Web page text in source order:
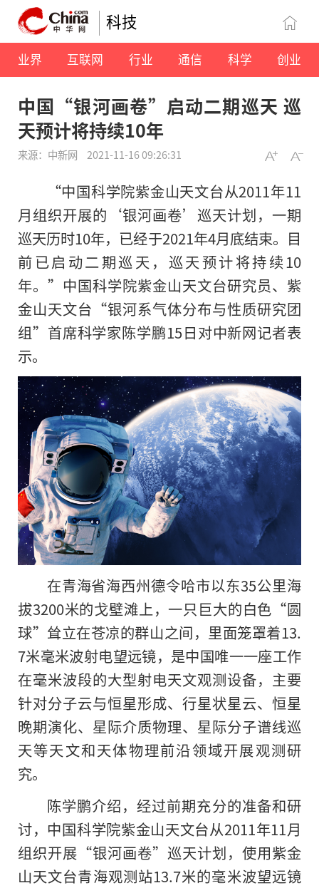
科技
业界 互联网 行业 通信 科学 创业
中国“银河画卷”启动二期巡天 巡
天预计将持续10年
来源：中新网 2021-11-16 09:26:31
“中国科学院紫金山天文台从2011年11
月组织开展的‘银河画卷’巡天计划，一期
巡天历时10年，已经于2021年4月底结束。目
前已启动二期巡天，巡天预计将持续10
年。”中国科学院紫金山天文台研究员、紫
金山天文台“银河系气体分布与性质研究团
组”首席科学家陈学鹏15日对中新网记者表
示。
在青海省海西州德令哈市以东35公里海
拔3200米的戈壁滩上，一只巨大的白色“圆
球”耸立在苍凉的群山之间，里面笼罩着13.
7米毫米波射电望远镜，是中国唯一一座工作
在毫米波段的大型射电天文观测设备，主要
针对分子云与恒星形成、行星状星云、恒星
晚期演化、星际介质物理、星际分子谱线巡
天等天文和天体物理前沿领域开展观测研
究。
陈学鹏介绍，经过前期充分的准备和研
讨，中国科学院紫金山天文台从2011年11月
组织开展“银河画卷”巡天计划，使用紫金
山天文台青海观测站13.7米的毫米波望远镜